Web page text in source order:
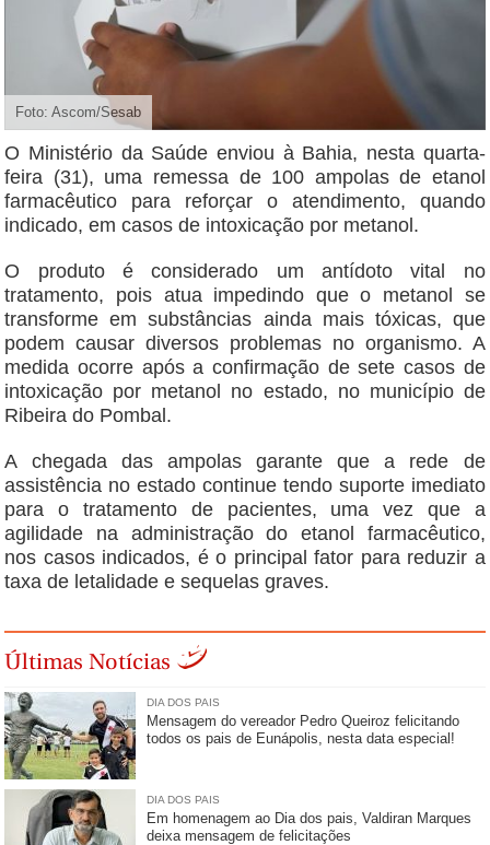
Foto: Ascom/Sesab
O Ministério da Saúde enviou à Bahia, nesta quarta-
feira (31), uma remessa de 100 ampolas de etanol
farmacêutico para reforçar o atendimento, quando
indicado, em casos de intoxicação por metanol.
O produto é considerado um antídoto vital no
tratamento, pois atua impedindo que o metanol se
transforme em substâncias ainda mais tóxicas, que
podem causar diversos problemas no organismo. A
medida ocorre após a confirmação de sete casos de
intoxicação por metanol no estado, no município de
Ribeira do Pombal.
A chegada das ampolas garante que a rede de
assistência no estado continue tendo suporte imediato
para o tratamento de pacientes, uma vez que a
agilidade na administração do etanol farmacêutico,
nos casos indicados, é o principal fator para reduzir a
taxa de letalidade e sequelas graves.
Últimas Notícias
DIA DOS PAIS
Mensagem do vereador Pedro Queiroz felicitando
todos os pais de Eunápolis, nesta data especial!
DIA DOS PAIS
Em homenagem ao Dia dos pais, Valdiran Marques
deixa mensagem de felicitações